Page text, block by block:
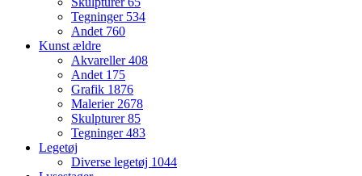
Tegninger 534
Andet 760
Kunst ældre
Akvareller408
Andet 175
Grafik 1876
Malerier 2678
Skulpturer85
Tegninger483
Legetøj
Diverse legetøj 1044